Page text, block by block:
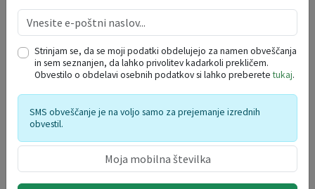
8. Način dodelitve sredstev
Med naročnikom in upravičencem bo sklenjena pogodba o
sofinanciranju. Sredstva bodo upravičencu nakazana na podlagi
izstavljenega finančnega zahtevka, ki mora vsebovati finančna dokazila
o izvedenih delih.Sredstva bodo izplačana po izvedbi prireditve.
računi je 30. oktober 2026.
Strinjam se, da se moji podatki obdelujejo za namen obveščanja
in sem seznanjen, da lahko privolitev kadarkoli prekličem.
Obvestilo o obdelavi osebnih podatkov si lahko preberetetukaj.
SMS obveščanje je na voljo samo za prejemanje izrednih
obvestil.